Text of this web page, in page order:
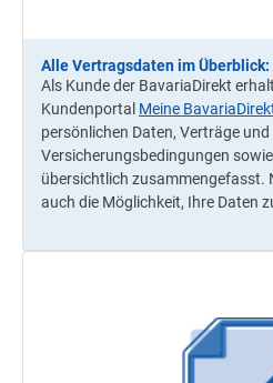
Alle Vertragsdaten im
Als Kunde der BavariaDirekt
Kundenportal Meine
persönlichen Daten, Verträge und
Versicherungsbedingungen
übersichtlich zusammengefasst.
auch die Möglichkeit, Ihre Daten